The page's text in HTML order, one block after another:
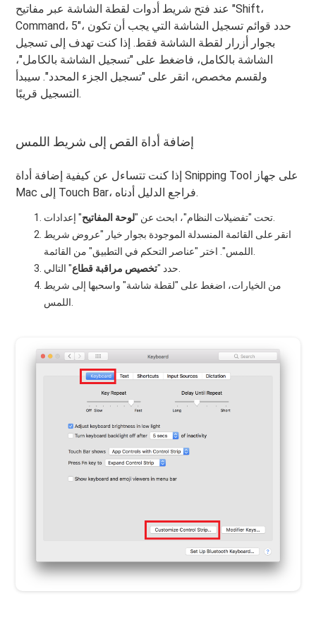
عند فتح شريط أدوات لقطة الشاشة عبر مفاتيح "Shift،
Command، 5"، حدد قوائم تسجيل الشاشة التي يجب أن تكون
بجوار أزرار لقطة الشاشة فقط. إذا كنت تهدف إلى تسجيل
الشاشة بالكامل، فاضغط على "تسجيل الشاشة بالكامل"،
ولقسم مخصص، انقر على "تسجيل الجزء المحدد". سيبدأ
التسجيل قريبًا.
إضافة أداة القص إلى شريط اللمس
إذا كنت تتساءل عن كيفية إضافة أداة Snipping Tool على جهاز
Mac إلى Touch Bar، فراجع الدليل أدناه.
تحت "تفضيلات النظام"، ابحث عن "لوحة المفاتيح
انقر على القائمة المنسدلة الموجودة بجوار خيار "عروض شريط
حدد "تخصيص مراقبة قطاع
من الخيارات، اضغط على "لقطة شاشة" واسحبها إلى شريط